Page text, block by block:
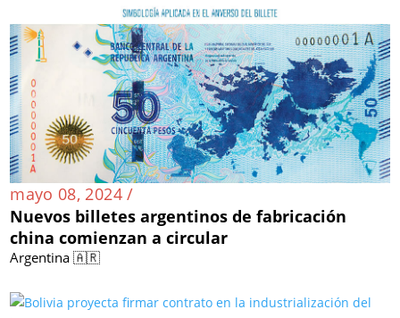
mayo 08, 2024 /
Nuevos billetes argentinos de fabricación
china comienzan a circular
Argentina 🇦🇷